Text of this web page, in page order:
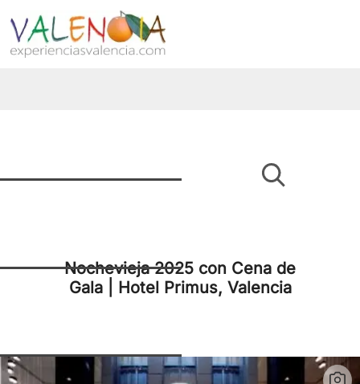
Nochevieja 2025 con Cena de
Gala | Hotel Primus, Valencia